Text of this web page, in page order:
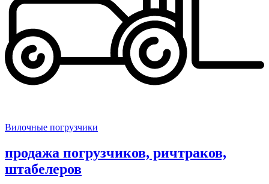
Вилочные погрузчики
продажа погрузчиков, ричтраков,
штабелеров